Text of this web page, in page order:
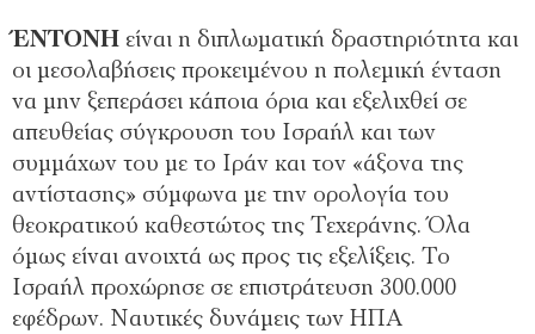
ΈΝΤΟΝΗ είναι η διπλωματική δραστηριότητα και
οι μεσολαβήσεις προκειμένου η πολεμική ένταση
να μην ξεπεράσει κάποια όρια και εξελιχθεί σε
απευθείας σύγκρουση του Ισραήλ και των
συμμάχων του με το Ιράν και τον «άξονα της
αντίστασης» σύμφωνα με την ορολογία του
θεοκρατικού καθεστώτος της Τεχεράνης. Όλα
όμως είναι ανοιχτά ως προς τις εξελίξεις. Το
Ισραήλ προχώρησε σε επιστράτευση 300.000
εφέδρων. Ναυτικές δυνάμεις των ΗΠΑ